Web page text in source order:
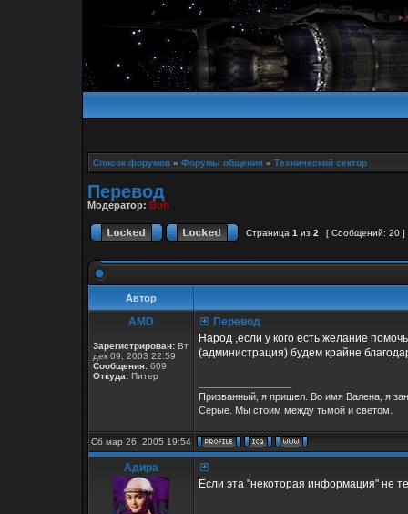
Список форумов » Форумы общения » Технический сектор
Перевод
Модератор: Buh
Страница 1 из 2 [ Сообщений: 20 ]
Автор
AMD
Зарегистрирован: Вт
дек 09, 2003 22:59
Сообщения: 609
Откуда: Питер
Перевод
Народ ,если у кого есть желание
(администрация) будем крайне
Призванный, я пришел. Во имя Валена, я
Серые. Мы стоим между тьмой и светом.
Сб мар 26, 2005 19:54
Адира
Если эта "некоторая информация" не